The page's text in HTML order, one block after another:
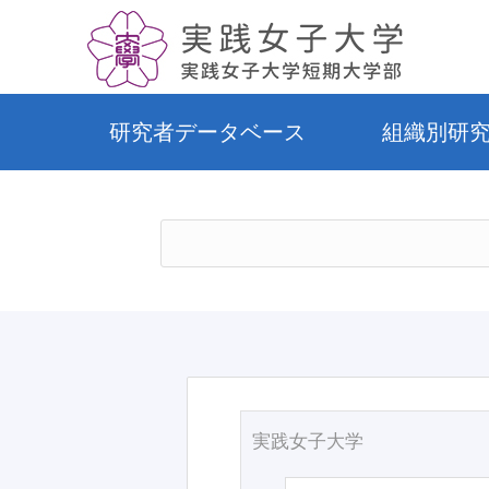
研究者データベース 組織別研
実践女子大学